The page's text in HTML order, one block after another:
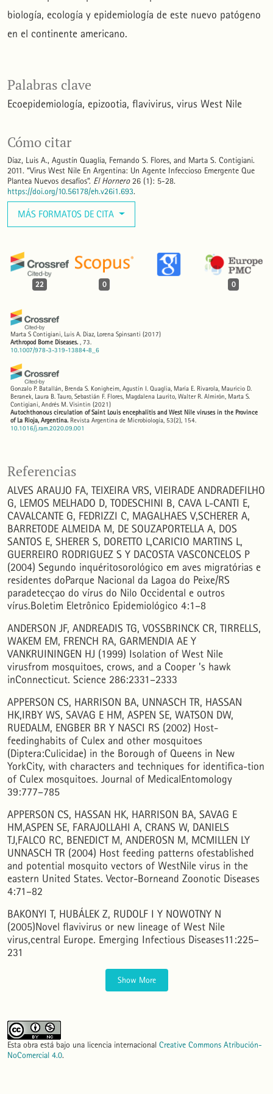
Palabras clave
Ecoepidemiología epizootia flavivirus virus West Nile
Cómo citar
Díaz, Luis A., Agustín Quaglia, Fernando S. Flores, and Marta S. Contigiani.
2011. “Virus West Nile En Argentina: Un Agente Infeccioso Emergente Que
Plantea Nuevos desafíos”. El Hornero26 (1): 5-28.
https://doi.org/10.56178/eh.v26i1.693.
MÁS FORMATOS DE CITA
22 0 0
Marta S Contigiani, Luis A. Diaz, Lorena Spinsanti (2017)
Arthropod Borne Diseases. , 73.
10.1007/978-3-319-13884-8_6
Gonzalo P. Batallán, Brenda S. Konigheim, Agustín I. Quaglia, María E. Rivarola, Mauricio D.
Beranek, Laura B. Tauro, Sebastián F. Flores, Magdalena Laurito, Walter R. Almirón, Marta S.
Contigiani, Andrés M. Visintin (2021)
Autochthonous circulation of Saint Louis encephalitis and West Nile viruses in the Province
of La Rioja, Argentina. Revista Argentina de Microbiología, 53(2), 154.
10.1016/j.ram.2020.09.001
Karelly Melgarejo-Colmenares, Darío Vezzani, Alejandra Gallego, María V Cardo
Blood meal sources of mosquitoes (Diptera: Culicidae) in domestic and open green
Research, 114(1), 30.
10.1017/S0007485323000573
Luis Adrián Diaz, Agustín Ignacio Quaglia, Brenda Salomé Konigheim, Analia Silvana Boris,
Juan Javier Aguilar, Nicholas Komar, Marta Silvia Contigiani, Lark L. Coffey (2016)
Activity Patterns of St. Louis Encephalitis and West Nile Viruses in Free Ranging Birds during
a Human Encephalitis Outbreak in Argentina.
PLOS ONE, 11(8), e0161871.
10.1371/journal.pone.0161871
Sebastián Blanco, Ángeles Lorena Marín, María Celia Frutos, Nubia Yandar Barahona, María
Haemovigilance survey and screening strategy for arthropod‐borne viruses in blood donors from
Argentina. Journal of Medical Virology, 96(2).
10.1002/jmv.29476
Karelly Melgarejo‐Colmenares, Darío Vezzani, Marlene Kliger, María V. Cardo
Overabundant single‐host settings as field labs to assess blood meal patterns of mosquitoes.
10.1111/mve.12798
Ana P. Mansilla, Claudina Solaro, Paula M. Orozco-Valor, Juan M. Grande, José H. Sarasola,
Adrián Diaz
(2020)
Exposure of Raptors in Central Argentina to St. Louis Encephalitis and West Nile Viruses.
Journal of Raptor Research, 54(3).
10.3356/0892-1016-54.3.279
Alberto A. Pérez, M. Elena Zaccagnini, Ariel J. Pereda (2011)
La Influenza Aviar y sus implicancias para la salud de las aves silvestres de América del Sur.
Hornero, 26(1), 29.
10.56178/eh.v26i1.694
M. Soledad Vazquez, Ramiro Ripa, Alberto Scorolli, Sergio Zalba
(2025)
Seasonal dynamics of range expansion in South American thrushes. Movement Ecology, 13(1).
10.1186/s40462-025-00533-w
María Victoria Cardo, Aníbal Eduardo Carbajo, Constanza Mozzoni, Marlene Kliger, Darío Vezzani
(2023)
Blood feeding patterns of the Culex pipiens complex in equestrian land uses and their
implications for arboviral encephalitis risk in temperate Argentina.
Health, 70(3), 256.
Ranging Birds of Prey from Argentina.
10.1007/s10393-014-0956-5
biología, ecología y epidemiología de este nuevo patógeno
en el continente americano.
Referencias
ALVES ARAUJO FA, TEIXEIRA VRS, VIEIRADE ANDRADEFILHO
G, LEMOS MELHADO D, TODESCHINI B, CAVA L-CANTI E,
CAVALCANTE G, FEDRIZZI C, MAGALHAES V,SCHERER A,
BARRETODE ALMEIDA M, DE SOUZAPORTELLA A, DOS
SANTOS E, SHERER S, DORETTO L,CARICIO MARTINS L,
GUERREIRO RODRIGUEZ S Y DACOSTA VASCONCELOS P
(2004) Segundo inquéritosorológico em aves migratórias e
residentes doParque Nacional da Lagoa do Peixe/RS
paradetecçao do vírus do Nilo Occidental e outros
vírus.Boletim Eletrônico Epidemiológico 4:1–8
ANDERSON JF, ANDREADIS TG, VOSSBRINCK CR, TIRRELLS,
WAKEM EM, FRENCH RA, GARMENDIA AE Y
VANKRUININGEN HJ (1999) Isolation of West Nile
virusfrom mosquitoes, crows, and a Cooper ’s hawk
inConnecticut. Science 286:2331–2333
APPERSON CS, HARRISON BA, UNNASCH TR, HASSAN
HK,IRBY WS, SAVAG E HM, ASPEN SE, WATSON DW,
RUEDALM, ENGBER BR Y NASCI RS (2002) Host-
feedinghabits of Culex and other mosquitoes
(Diptera:Culicidae) in the Borough of Queens in New
YorkCity, with characters and techniques for identifica-tion
of Culex mosquitoes. Journal of MedicalEntomology
39:777–785
APPERSON CS, HASSAN HK, HARRISON BA, SAVAG E
HM,ASPEN SE, FARAJOLLAHI A, CRANS W, DANIELS
TJ,FALCO RC, BENEDICT M, ANDEROSN M, MCMILLEN LY
UNNASCH TR (2004) Host feeding patterns ofestablished
and potential mosquito vectors of WestNile virus in the
eastern United States. Vector-Borneand Zoonotic Diseases
4:71–82
BAKONYI T, HUBÁLEK Z, RUDOLF I Y NOWOTNY N
(2005)Novel flavivirus or new lineage of West Nile
virus,central Europe. Emerging Infectious Diseases11:225–
231
Show More
Esta obra está bajo una licencia internacional Creative Commons Atribución-
NoComercial 4.0.